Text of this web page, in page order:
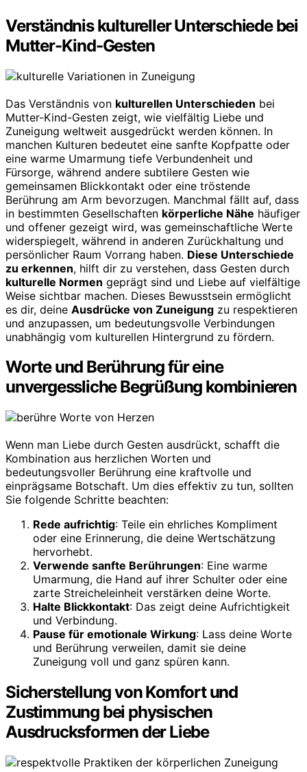
Verständnis kultureller Unterschiede bei
Mutter-Kind-Gesten
Das Verständnis von kulturellen Unterschieden bei
Mutter-Kind-Gesten zeigt, wie vielfältig Liebe und
Zuneigung weltweit ausgedrückt werden können. In
manchen Kulturen bedeutet eine sanfte Kopfpatte oder
eine warme Umarmung tiefe Verbundenheit und
Fürsorge, während andere subtilere Gesten wie
gemeinsamen Blickkontakt oder eine tröstende
Berührung am Arm bevorzugen. Manchmal fällt auf, dass
in bestimmten Gesellschaften körperliche Nähe häufiger
und offener gezeigt wird, was gemeinschaftliche Werte
widerspiegelt, während in anderen Zurückhaltung und
persönlicher Raum Vorrang haben. Diese Unterschiede
zu erkennen, hilft dir zu verstehen, dass Gesten durch
kulturelle Normen geprägt sind und Liebe auf vielfältige
Weise sichtbar machen. Dieses Bewusstsein ermöglicht
es dir, deine Ausdrücke von Zuneigung zu respektieren
und anzupassen, um bedeutungsvolle Verbindungen
unabhängig vom kulturellen Hintergrund zu fördern.
Worte und Berührung für eine
unvergessliche Begrüßung kombinieren
Wenn man Liebe durch Gesten ausdrückt, schafft die
Kombination aus herzlichen Worten und
bedeutungsvoller Berührung eine kraftvolle und
einprägsame Botschaft. Um dies effektiv zu tun, sollten
Sie folgende Schritte beachten:
Rede aufrichtig: Teile ein ehrliches Kompliment
oder eine Erinnerung, die deine Wertschätzung
hervorhebt.
Verwende sanfte Berührungen: Eine warme
Umarmung, die Hand auf ihrer Schulter oder eine
zarte Streicheleinheit verstärken deine Worte.
Halte Blickkontakt: Das zeigt deine Aufrichtigkeit
und Verbindung.
Pause für emotionale Wirkung: Lass deine Worte
und Berührung verweilen, damit sie deine
Zuneigung voll und ganz spüren kann.
Sicherstellung von Komfort und
Zustimmung bei physischen
Ausdrucksformen der Liebe